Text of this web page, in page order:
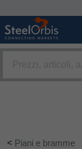
< Piani e bramme